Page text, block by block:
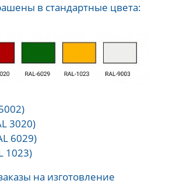
в стандартные цвета:
3020)
6029)
1023)
на изготовление